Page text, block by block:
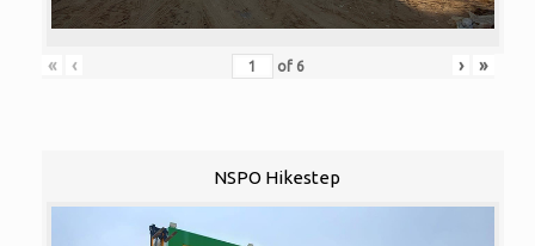
« ‹ of 6 › »
NSPO Hikestep